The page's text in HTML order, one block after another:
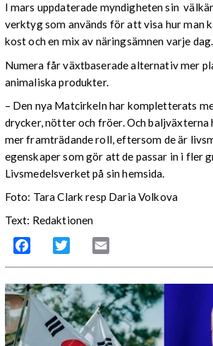
I mars uppdaterade myndigheten sin
verktyg som används för att visa hur man
kost och en mix av näringsämnen varje dag.
Numera får växtbaserade alternativ mer
animaliska produkter.
– Den nya Matcirkeln har kompletterats
drycker, nötter och fröer. Och
mer framträdande roll, eftersom de är
egenskaper som gör att de passar in i fler
Livsmedelsverket på sin hemsida.
Foto: Tara Clark resp Daria Volkova
Text: Redaktionen
Facebook Twitter